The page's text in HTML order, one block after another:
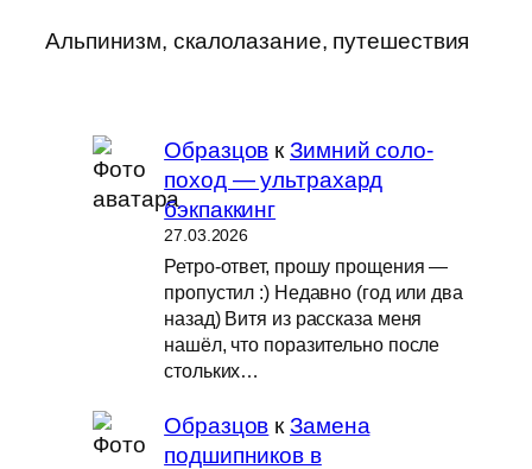
Альпинизм, скалолазание, путешествия
Образцов кЗимний соло-
поход — ультрахард
бэкпаккинг
27.03.2026
Ретро-ответ, прошу прощения —
пропустил :) Недавно (год или два
назад) Витя из рассказа меня
нашёл, что поразительно после
стольких…
Образцов кЗамена
подшипников в